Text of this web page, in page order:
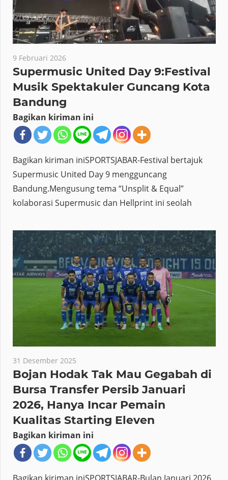
9 Februari 2026
Supermusic United Day 9:Festival
Musik Spektakuler Guncang Kota
Bandung
Bagikan kiriman ini
Bagikan kiriman iniSPORTSJABAR-Festival bertajuk
Supermusic United Day 9 mengguncang
Bandung.Mengusung tema “Unsplit & Equal”
kolaborasi Supermusic dan Hellprint ini seolah
31 Desember 2025
Bojan Hodak Tak Mau Gegabah di
Bursa Transfer Persib Januari
2026, Hanya Incar Pemain
Kualitas Starting Eleven
Bagikan kiriman ini